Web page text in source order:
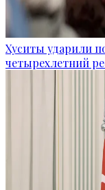
Хуситы ударили
четырехлетний